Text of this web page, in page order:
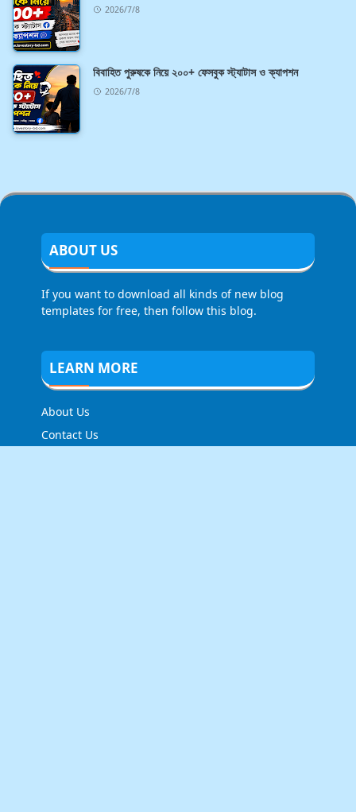
2026/7/8
বিবাহিত পুরুষকে নিয়ে ২০০+ ফেসবুক স্ট্যাটাস ও ক্যাপশন
2026/7/8
ABOUT US
If you want to download all kinds of new blog
templates for free, then follow this blog.
LEARN MORE
About Us
Contact Us